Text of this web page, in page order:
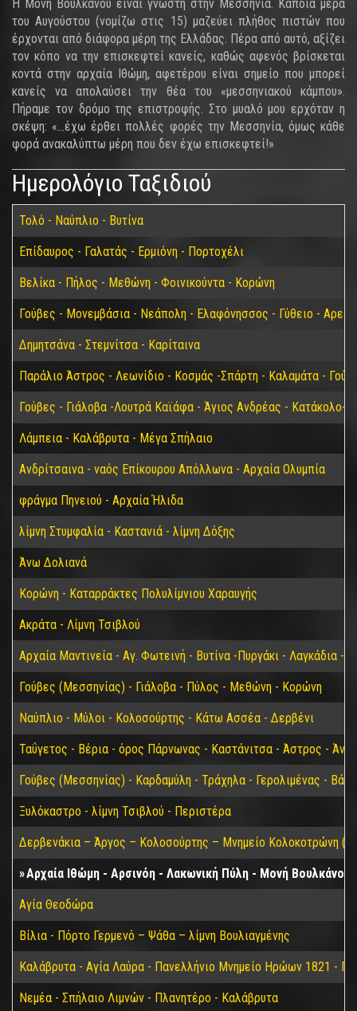
Η Μονή Βουλκάνου είναι γνωστή στην Μεσσηνία. Κάποια μέρα
του Αυγούστου (νομίζω στις 15) μαζεύει πλήθος πιστών που
έρχονται από διάφορα μέρη της Ελλάδας. Πέρα από αυτό, αξίζει
τον κόπο να την επισκεφτεί κανείς, καθώς αφενός βρίσκεται
κοντά στην αρχαία Ιθώμη, αφετέρου είναι σημείο που μπορεί
κανείς να απολαύσει την θέα του «μεσσηνιακού κάμπου».
Πήραμε τον δρόμο της επιστροφής. Στο μυαλό μου ερχόταν η
σκέψη: «…έχω έρθει πολλές φορές την Μεσσηνία, όμως κάθε
φορά ανακαλύπτω μέρη που δεν έχω επισκεφτεί!»
Ημερολόγιο Ταξιδιού
Τολό - Ναύπλιο - Βυτίνα
Επίδαυρος - Γαλατάς - Ερμιόνη - Πορτοχέλι
Βελίκα - Πήλος - Μεθώνη - Φοινικούντα - Κορώνη
Γούβες - Μονεμβάσια - Νεάπολη - Ελαφόνησσος - Γύθειο -
Δημητσάνα - Στεμνίτσα - Καρίταινα
Παράλιο Άστρος - Λεωνίδιο - Κοσμάς -Σπάρτη - Καλαμάτα -
Γούβες - Γιάλοβα -Λουτρά Καϊάφα - Άγιος Ανδρέας - Κατάκολο-
Λάμπεια - Καλάβρυτα - Μέγα Σπήλαιο
Ανδρίτσαινα - ναός Επίκουρου Απόλλωνα - Αρχαία Ολυμπία
φράγμα Πηνειού - Αρχαία Ήλιδα
λίμνη Στυμφαλία - Καστανιά - λίμνη Δόξης
Άνω Δολιανά
Κορώνη - Καταρράκτες Πολυλίμνιου Χαραυγής
Ακράτα - Λίμνη Τσιβλού
Αρχαία Μαντινεία - Αγ. Φωτεινή - Βυτίνα -Πυργάκι - Λαγκάδια -
Γούβες (Μεσσηνίας) - Γιάλοβα - Πύλος - Μεθώνη - Κορώνη
Ναύπλιο - Μύλοι - Κολοσούρτης - Κάτω Ασσέα - Δερβένι
Ταΰγετος - Βέρια - όρος Πάρνωνας - Καστάνιτσα - Άστρος - Άνω
Γούβες (Μεσσηνίας) - Καρδαμύλη - Τράχηλα - Γερολιμένας -
Ξυλόκαστρο - λίμνη Τσιβλού - Περιστέρα
Δερβενάκια – Άργος – Κολοσούρτης – Μνημείο Κολοκοτρώνη
Αρχαία Ιθώμη - Αρσινόη - Λακωνική Πύλη - Μονή Βουλκάνου
Αγία Θεοδώρα
Βίλια - Πόρτο Γερμενό – Ψάθα – λίμνη Βουλιαγμένης
Καλάβρυτα - Αγία Λαύρα - Πανελλήνιο Μνημείο Ηρώων 1821 -
Νεμέα - Σπήλαιο Λιμνών - Πλανητέρο - Καλάβρυτα